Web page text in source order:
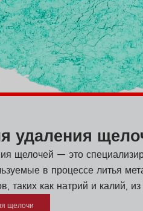
удаления
щелочей — это
в процессе литья
таких как натрий и калий,
щелочи